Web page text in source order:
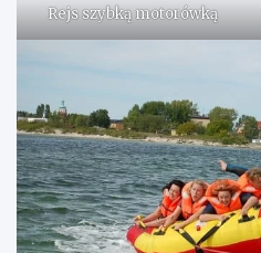
Rejs szybką motorówką